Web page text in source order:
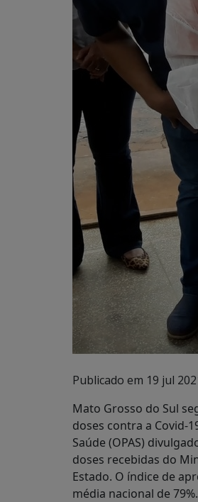
Publicado em 19 jul
Mato Grosso do Sul
doses contra a Covid-
Saúde (OPAS)
doses recebidas do
Estado. O índice de
média nacional de 79%.